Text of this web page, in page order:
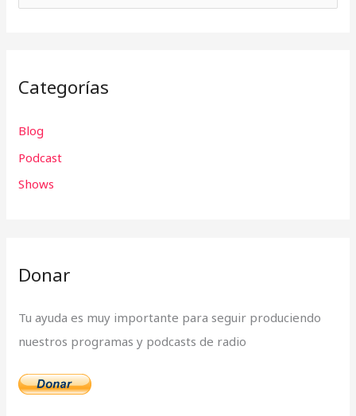
a
p
o
r
Categorías
Blog
Podcast
Shows
Donar
Tu ayuda es muy importante para seguir produciendo
nuestros programas y podcasts de radio